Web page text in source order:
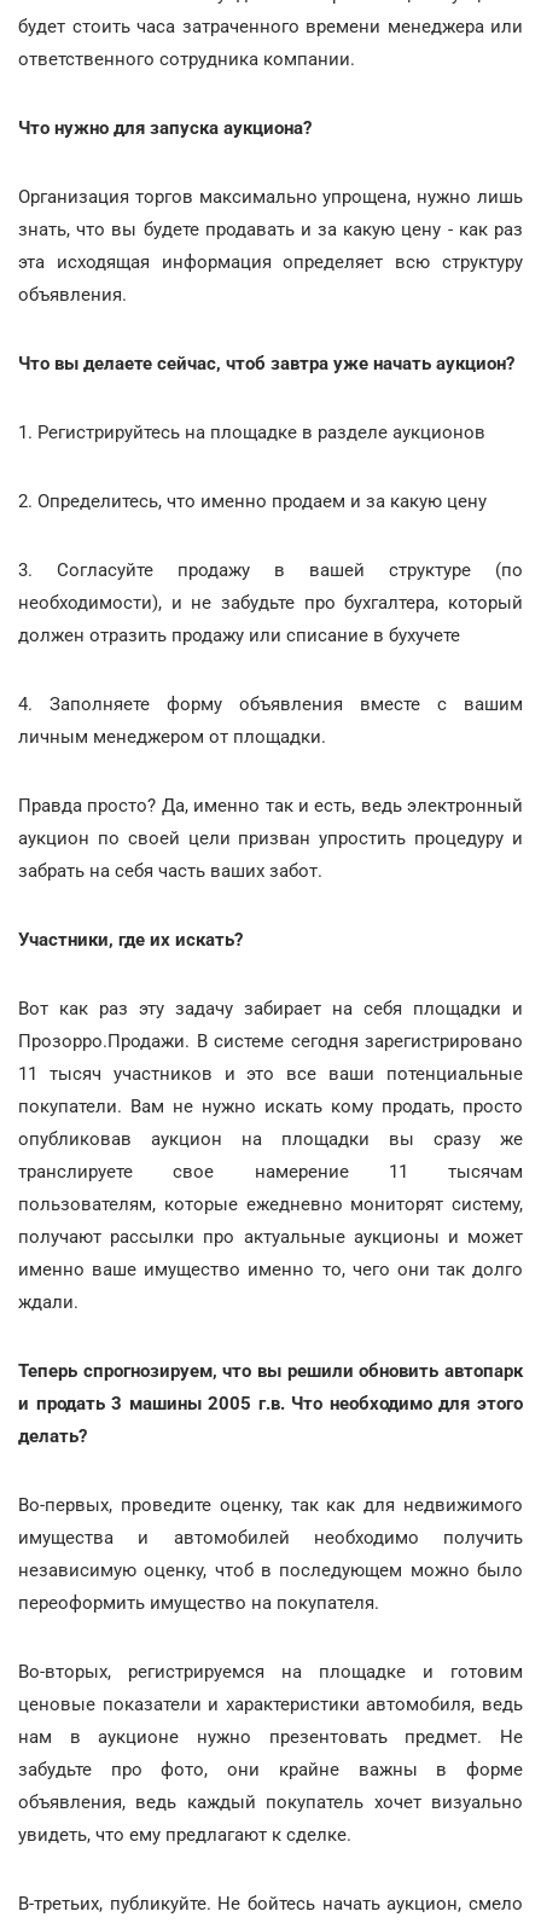
будет стоить часа затраченного времени менеджера или
ответственного сотрудника компании.
Что нужно для запуска аукциона?
Организация торгов максимально упрощена, нужно лишь
знать, что вы будете продавать и за какую цену - как раз
эта исходящая информация определяет всю структуру
объявления.
Что вы делаете сейчас, чтоб завтра уже начать аукцион?
1. Регистрируйтесь на площадке в разделе аукционов
2. Определитесь, что именно продаем и за какую цену
3. Согласуйте продажу в вашей структуре (по
необходимости), и не забудьте про бухгалтера, который
должен отразить продажу или списание в бухучете
4. Заполняете форму объявления вместе с вашим
личным менеджером от площадки.
Правда просто? Да, именно так и есть, ведь электронный
аукцион по своей цели призван упростить процедуру и
забрать на себя часть ваших забот.
Участники, где их искать?
Вот как раз эту задачу забирает на себя площадки и
Прозорро.Продажи. В системе сегодня зарегистрировано
11 тысяч участников и это все ваши потенциальные
покупатели. Вам не нужно искать кому продать, просто
опубликовав аукцион на площадки вы сразу же
транслируете свое намерение 11 тысячам
пользователям, которые ежедневно мониторят систему,
получают рассылки про актуальные аукционы и может
именно ваше имущество именно то, чего они так долго
ждали.
Теперь спрогнозируем, что вы решили обновить автопарк
и продать 3 машины 2005 г.в. Что необходимо для этого
делать?
Во-первых, проведите оценку, так как для недвижимого
имущества и автомобилей необходимо получить
независимую оценку, чтоб в последующем можно было
переоформить имущество на покупателя.
Во-вторых, регистрируемся на площадке и готовим
ценовые показатели и характеристики автомобиля, ведь
нам в аукционе нужно презентовать предмет. Не
забудьте про фото, они крайне важны в форме
объявления, ведь каждый покупатель хочет визуально
увидеть, что ему предлагают к сделке.
В-третьих, публикуйте. Не бойтесь начать аукцион, смело